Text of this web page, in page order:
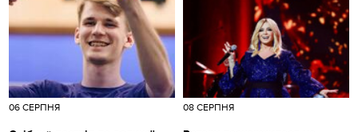
06 СЕРПНЯ 08 СЕРПНЯ